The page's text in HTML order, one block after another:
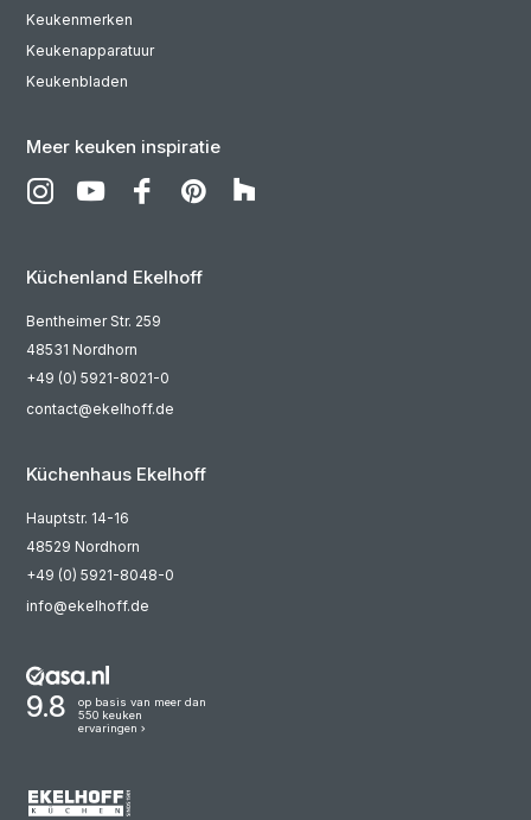
Keukenmerken
Keukenapparatuur
Keukenbladen
Meer keuken inspiratie
Küchenland Ekelhoff
Bentheimer Str. 259
48531 Nordhorn
+49 (0) 5921-8021-0
contact@ekelhoff.de
Küchenhaus Ekelhoff
Hauptstr. 14-16
48529 Nordhorn
+49 (0) 5921-8048-0
info@ekelhoff.de
9.8
op basis van meer dan
550 keuken
ervaringen